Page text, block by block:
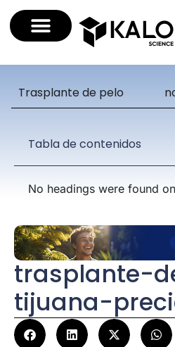
Trasplante de pelo
Tabla de contenidos
No headings were found
trasplante-
tijuana-